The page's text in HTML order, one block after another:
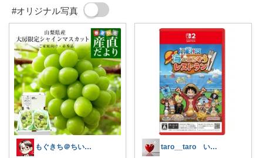
#オリジナル写真
もぐきち＠ちい活など🎊購入感謝 taro__taro いらっしゃませ🎶